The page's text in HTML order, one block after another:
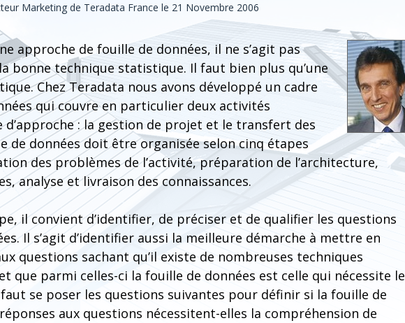
Marketing de Teradata France le 21 Novembre 2006
approche de fouille de données, il ne s’agit pas
bonne technique statistique. Il faut bien plus qu’une
Chez Teradata nous avons développé un cadre
qui couvre en particulier deux activités
: la gestion de projet et le transfert des
de données doit être organisée selon cinq étapes
des problèmes de l’activité, préparation de l’architecture,
analyse et livraison des connaissances.
il convient d’identifier, de préciser et de qualifier les questions
Il s’agit d’identifier aussi la meilleure démarche à mettre en
questions sachant qu’il existe de nombreuses techniques
que parmi celles-ci la fouille de données est celle qui nécessite le
se poser les questions suivantes pour définir si la fouille de
aux questions nécessitent-elles la compréhension de